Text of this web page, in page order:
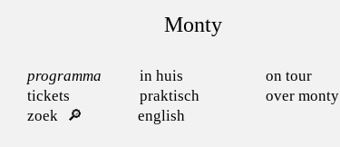
Monty
programma in huis
on tour
tickets
praktisch
over monty
zoek
english